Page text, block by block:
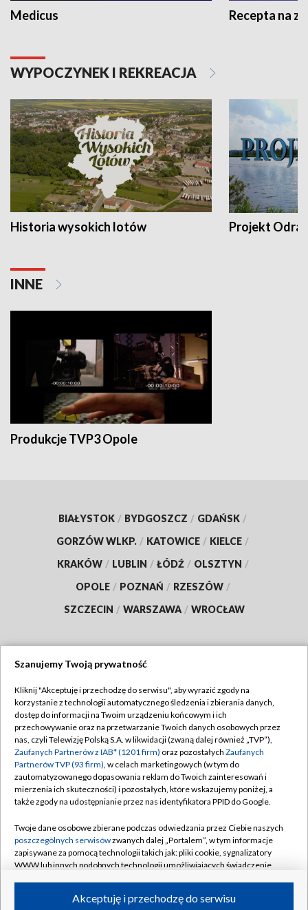
Medicus Recepta na
WYPOCZYNEK I REKREACJA
Historia wysokich lotów Projekt Odra
INNE
Produkcje TVP3 Opole
BIAŁYSTOK / BYDGOSZCZ / GDAŃSK /
GORZÓW WLKP. / KATOWICE / KIELCE /
KRAKÓW / LUBLIN / ŁÓDŹ / OLSZTYN /
OPOLE / POZNAŃ / RZESZÓW /
SZCZECIN / WARSZAWA / WROCŁAW
TVP
Abonament TVP
Emisja w TVP
Centrum informacji TVP
Naziemna Telewizja Cyfrowa
Rada Programowa
System NOS
Informacje o nadawcy
Program dla prasy
Regulamin TVP
Polityka prywatności
Moje zgody
Pomoc
Kontakt
Kanały
Szanujemy Twoją prywatność
Kliknij "Akceptuję i przechodzę do serwisu", aby wyrazić zgody na
korzystanie z technologii automatycznego śledzenia i zbierania danych,
dostęp do informacji na Twoim urządzeniu końcowym i ich
przechowywanie oraz na przetwarzanie Twoich danych osobowych przez
nas, czyli Telewizję Polską S.A. w likwidacji (zwaną dalej również „TVP”),
Zaufanych Partnerów z IAB* (1201 firm) oraz pozostałych Zaufanych
Partnerów TVP (93 firm), w celach marketingowych (w tym do
zautomatyzowanego dopasowania reklam do Twoich zainteresowań i
mierzenia ich skuteczności) i pozostałych, które wskazujemy poniżej, a
także zgody na udostępnianie przez nas identyfikatora PPID do Google.
Twoje dane osobowe zbierane podczas odwiedzania przez Ciebie naszych
poszczególnych serwisówzwanych dalej „Portalem”, w tym informacje
zapisywane za pomocą technologii takich jak: pliki cookie, sygnalizatory
WWW lub innych podobnych technologii umożliwiających świadczenie
ruchu w Internecie.Akceptuję i przechodzę do serwisu